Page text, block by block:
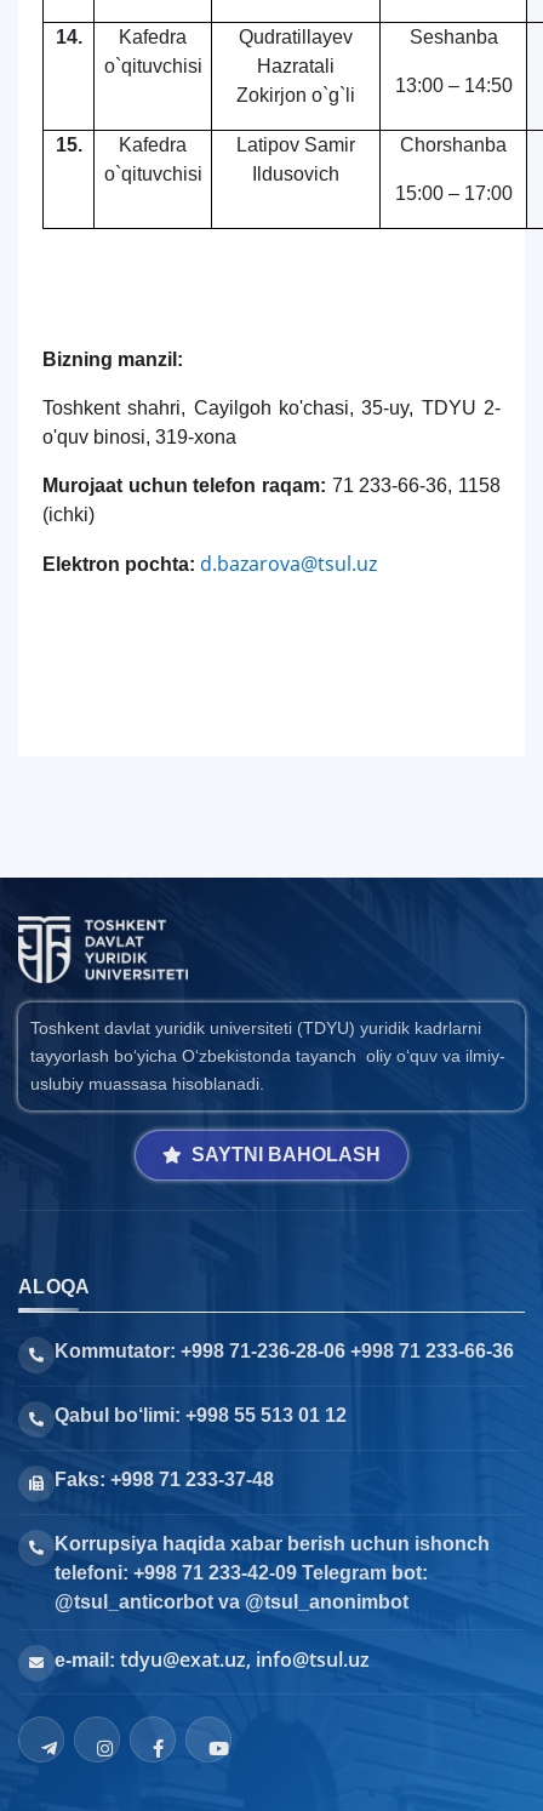
14.
Kafedra
o`qituvchisi
Qudratillayev
Hazratali
Zokirjon o`g`li
Seshanba
13:00 – 14:50
15.
Kafedra
o`qituvchisi
Latipov Samir
Ildusovich
Chorshanba
15:00 – 17:00
Bizning manzil:
Toshkent shahri, Cayilgoh ko'chasi, 35-uy, TDYU 2-
o'quv binosi, 319-xona
Murojaat uchun telefon raqam: 71 233-66-36, 1158
(ichki)
Elektron pochta: d.bazarova@tsul.uz
Toshkent davlat yuridik universiteti (TDYU) yuridik kadrlarni
tayyorlash bo‘yicha O‘zbekistonda tayanch oliy o‘quv va ilmiy-
uslubiy muassasa hisoblanadi.
SAYTNI BAHOLASH
ALOQA
Kommutator: +998 71-236-28-06 +998 71 233-66-36
Qabul bo‘limi: +998 55 513 01 12
Faks: +998 71 233-37-48
Korrupsiya haqida xabar berish uchun ishonch
telefoni: +998 71 233-42-09 Telegram bot:
@tsul_anticorbot va @tsul_anonimbot
e-mail: tdyu@exat.uz, info@tsul.uz